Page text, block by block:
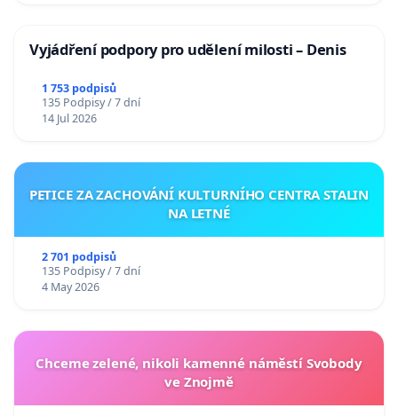
Vyjádření podpory pro udělení milosti – Denis
1 753 podpisů
135 Podpisy / 7 dní
14 Jul 2026
PETICE ZA ZACHOVÁNÍ KULTURNÍHO CENTRA STALIN
NA LETNÉ
2 701 podpisů
135 Podpisy / 7 dní
4 May 2026
Chceme zelené, nikoli kamenné náměstí Svobody
ve Znojmě